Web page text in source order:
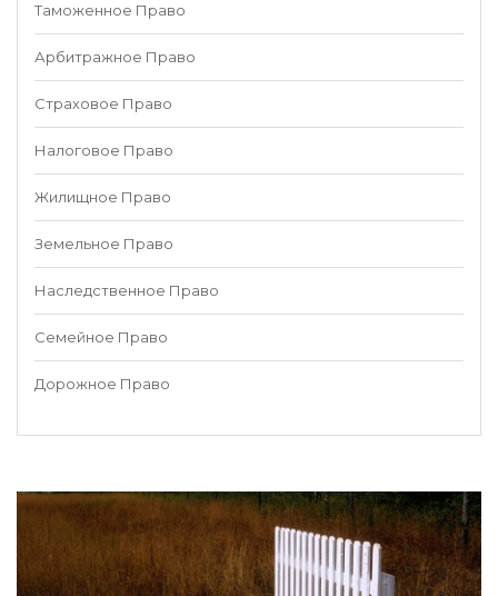
Таможенное Право
Арбитражное Право
Страховое Право
Налоговое Право
Жилищное Право
Земельное Право
Наследственное Право
Семейное Право
Дорожное Право